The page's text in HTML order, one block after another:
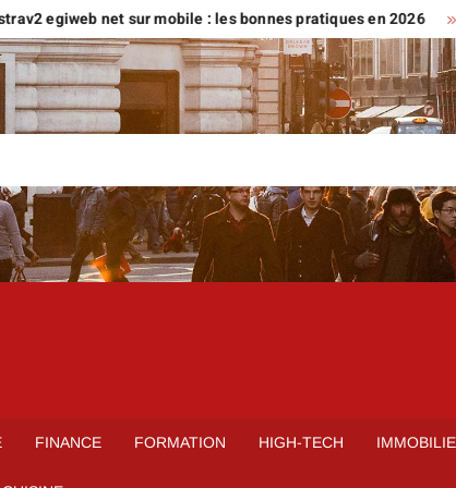
net sur mobile : les bonnes pratiques en 2026
FINANCE FORMATION HIGH-TECH